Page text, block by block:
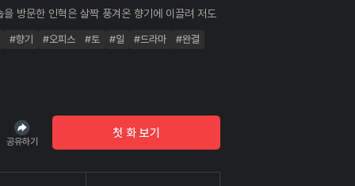
을 방문한 인혁은 살짝 풍겨온 향기에 이끌려 저도
입사원?! 인혁이 조향사로 근무하고 있는 회사에
#향기 #오피스 #토 #일 #드라마 #완결
공유하기
첫 화 보기